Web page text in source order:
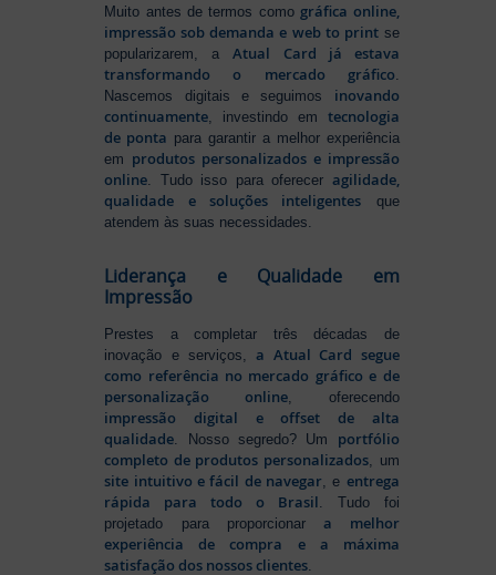
Muito antes de termos como gráfica online,
impressão sob demanda e web to printse
popularizarem, aAtual Card já estava
transformando o mercado gráfico.
Nascemos digitais e seguimos inovando
continuamente, investindo em tecnologia
de ponta para garantir a melhor experiência
em produtos personalizados e impressão
online. Tudo isso para oferecer agilidade,
qualidade e soluções inteligentes que
atendem às suas necessidades.
Liderança e Qualidade em
Impressão
Prestes a completar três décadas de
inovação e serviços,a Atual Card segue
como referência no mercado gráfico e de
personalização online, oferecendo
impressão digital e offset de alta
qualidade. Nosso segredo? Um portfólio
completo de produtos personalizados, um
site intuitivo e fácil de navegar, e entrega
rápida para todo o Brasil. Tudo foi
projetado para proporcionara melhor
experiência de compra e a máxima
satisfação dos nossos clientes.